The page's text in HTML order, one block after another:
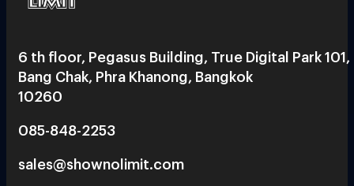
6 th floor, Pegasus Building, True Digital Park 101,
Bang Chak, Phra Khanong, Bangkok
10260
085-848-2253
sales@shownolimit.com